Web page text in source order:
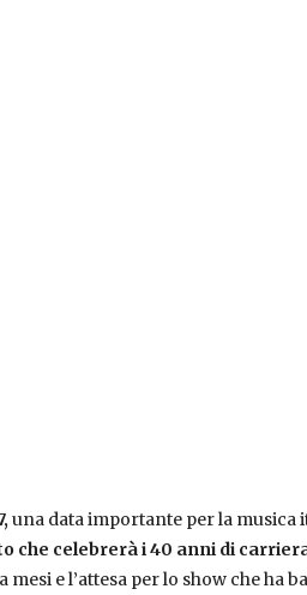
una data importante per la musica
che celebrerà i 40 anni di
e l’attesa per lo show che ha